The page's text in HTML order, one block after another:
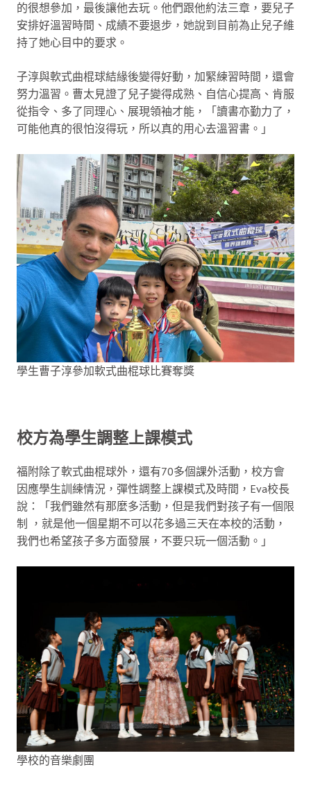
的很想參加，最後讓他去玩。他們跟他約法三章，要兒子
安排好溫習時間、成績不要退步，她說到目前為止兒子維
持了她心目中的要求。
子淳與軟式曲棍球結緣後變得好動，加緊練習時間，還會
努力溫習。曹太見證了兒子變得成熟、自信心提高、肯服
從指令、多了同理心、展現領袖才能，「讀書亦勤力了，
可能他真的很怕沒得玩，所以真的用心去溫習書。」
學生曹子淳參加軟式曲棍球比賽奪獎
校方為學生調整上課模式
福附除了軟式曲棍球外，還有70多個課外活動，校方會
因應學生訓練情況，彈性調整上課模式及時間，Eva校長
說：「我們雖然有那麼多活動，但是我們對孩子有一個限
制 ，就是他一個星期不可以花多過三天在本校的活動，
我們也希望孩子多方面發展，不要只玩一個活動。」
學校的音樂劇團